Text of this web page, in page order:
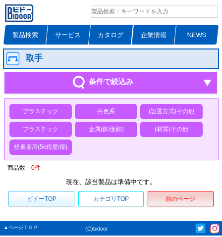
製品検索 サービス カタログ 企業情報 NEWS
取手
条件で絞込み
プラスチック 白色系 (設置方式)その他
プラスチック 金属(鉄/亜鉛) (材質)その他
軽量扉用(5k程度/扉)
商品数 0件
現在、該当製品は準備中です。
ビドーTOP カテゴリTOP 前のページ
▲ページＴＯＰ (C)bidoor